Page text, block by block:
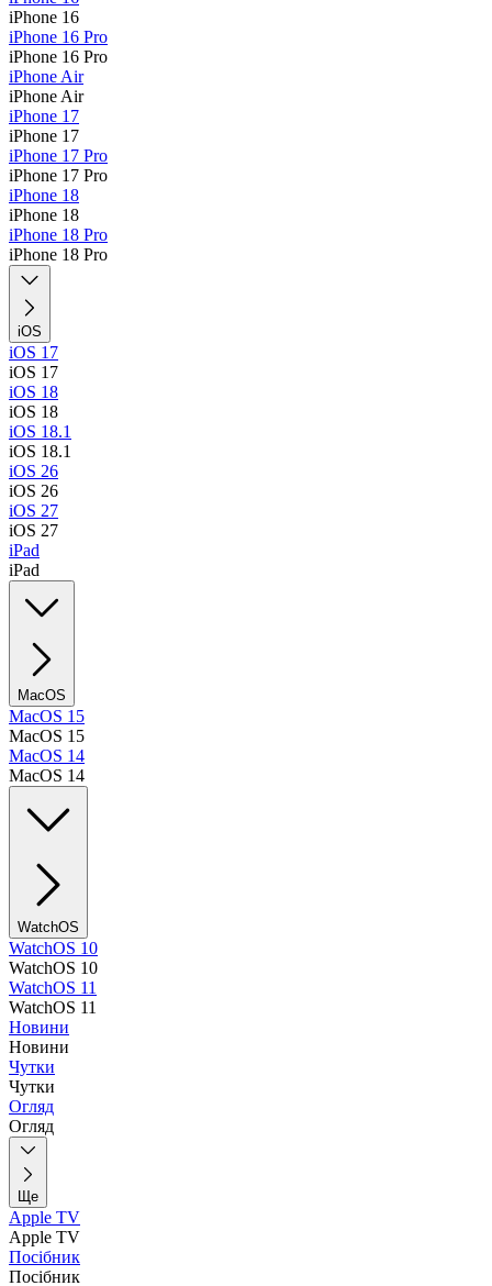
iPhone 16
iPhone 16 Pro
iPhone 16 Pro
iPhone Air
iPhone Air
iPhone 17
iPhone 17
iPhone 17 Pro
iPhone 17 Pro
iPhone 18
iPhone 18
iPhone 18 Pro
iPhone 18 Pro
iOS
iOS 17
iOS 17
iOS 18
iOS 18
iOS 18.1
iOS 18.1
iOS 26
iOS 26
iOS 27
iOS 27
iPad
iPad
MacOS
MacOS 15
MacOS 15
MacOS 14
MacOS 14
WatchOS
WatchOS 10
WatchOS 10
WatchOS 11
WatchOS 11
Новини
Новини
Чутки
Чутки
Огляд
Огляд
Ще
Apple TV
Apple TV
Посібник
Посібник